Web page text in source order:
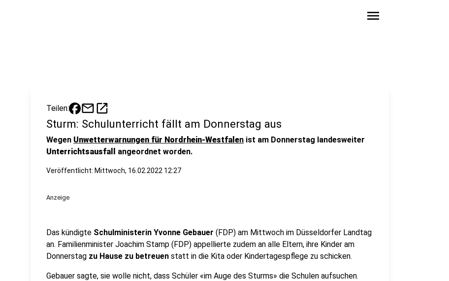
menu
Teilen: mailopen_in_new
Sturm: Schulunterricht fällt am Donnerstag aus
Wegen Unwetterwarnungen für Nordrhein-Westfalen ist am Donnerstag landesweiter
Unterrichtsausfall angeordnet worden.
Veröffentlicht: Mittwoch, 16.02.2022 12:27
Anzeige
Das kündigte Schulministerin Yvonne Gebauer (FDP) am Mittwoch im Düsseldorfer Landtag
an. Familienminister Joachim Stamp (FDP) appellierte zudem an alle Eltern, ihre Kinder am
Donnerstag zu Hause zu betreuen statt in die Kita oder Kindertagespflege zu schicken.
Gebauer sagte, sie wolle nicht, dass Schüler «im Auge des Sturms» die Schulen aufsuchen.